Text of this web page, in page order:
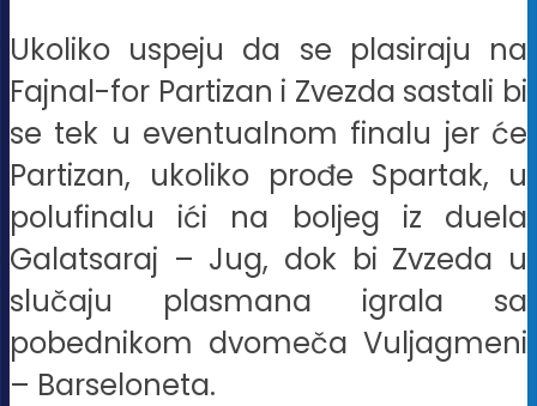
Ukoliko uspeju da se plasiraju na
Fajnal-for Partizan i Zvezda sastali bi
se tek u eventualnom finalu jer će
Partizan, ukoliko prođe Spartak, u
polufinalu ići na boljeg iz duela
Galatsaraj – Jug, dok bi Zvzeda u
slučaju plasmana igrala sa
pobednikom dvomeča Vuljagmeni
– Barseloneta.